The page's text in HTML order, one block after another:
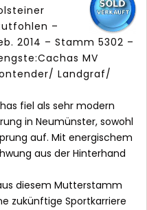
–
2014 – Stamm 5302 –
MV
Landgraf/
fiel als sehr modern
in Neumünster, sowohl
auf. Mit energischem
aus der Hinterhand
diesem Mutterstamm
zukünftige Sportkarriere